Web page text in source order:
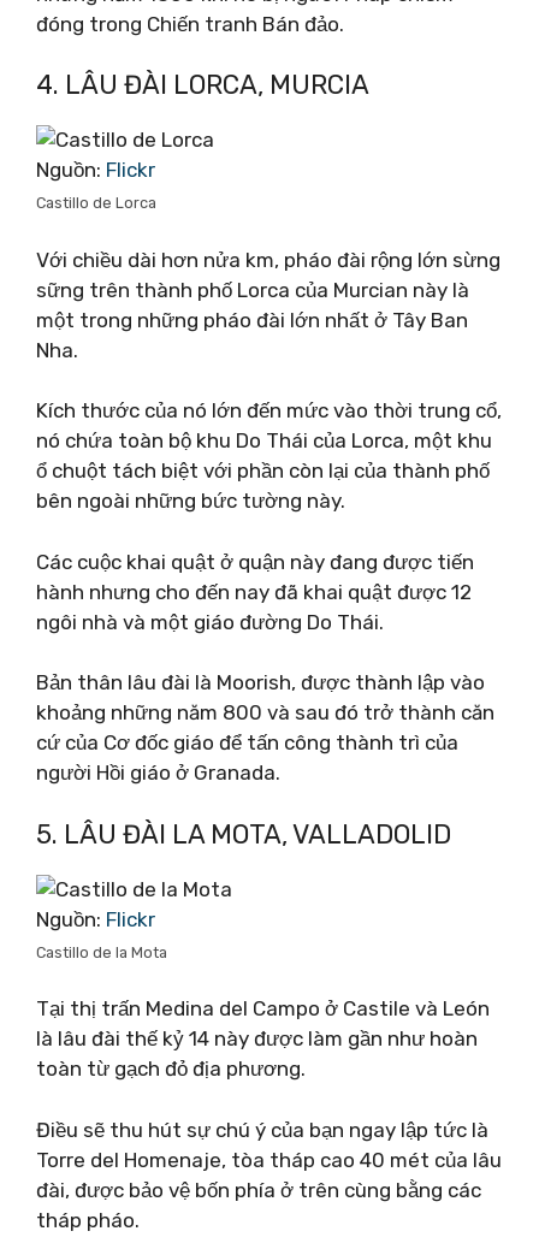
đóng trong Chiến tranh Bán đảo.
4. LÂU ĐÀI LORCA, MURCIA
Nguồn: Flickr
Castillo de Lorca
Với chiều dài hơn nửa km, pháo đài rộng lớn sừng
sững trên thành phố Lorca của Murcian này là
một trong những pháo đài lớn nhất ở Tây Ban
Nha.
Kích thước của nó lớn đến mức vào thời trung cổ,
nó chứa toàn bộ khu Do Thái của Lorca, một khu
ổ chuột tách biệt với phần còn lại của thành phố
bên ngoài những bức tường này.
Các cuộc khai quật ở quận này đang được tiến
hành nhưng cho đến nay đã khai quật được 12
ngôi nhà và một giáo đường Do Thái.
Bản thân lâu đài là Moorish, được thành lập vào
khoảng những năm 800 và sau đó trở thành căn
cứ của Cơ đốc giáo để tấn công thành trì của
người Hồi giáo ở Granada.
5. LÂU ĐÀI LA MOTA, VALLADOLID
Nguồn: Flickr
Castillo de la Mota
Tại thị trấn Medina del Campo ở Castile và León
là lâu đài thế kỷ 14 này được làm gần như hoàn
toàn từ gạch đỏ địa phương.
Điều sẽ thu hút sự chú ý của bạn ngay lập tức là
Torre del Homenaje, tòa tháp cao 40 mét của lâu
đài, được bảo vệ bốn phía ở trên cùng bằng các
tháp pháo.